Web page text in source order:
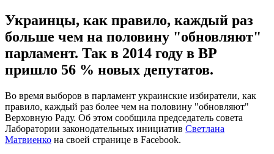
Украинцы, как правило, каждый раз
больше чем на половину "обновляют"
парламент. Так в 2014 году в ВР
пришло 56 % новых депутатов.
Во время выборов в парламент украинские избиратели, как
правило, каждый раз более чем на половину "обновляют"
Верховную Раду. Об этом сообщила председатель совета
Лаборатории законодательных инициатив Светлана
Матвиенко на своей странице в Facebook.